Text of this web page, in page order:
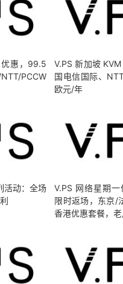
惠，99.5
PCCW
V.PS 新加坡
国电信国际、
欧元/年
活动：全场
V.PS 网络星期
限时返场，东京/
香港优惠套餐，